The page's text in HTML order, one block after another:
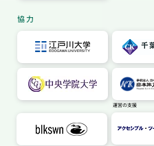
​協力
運営の支援